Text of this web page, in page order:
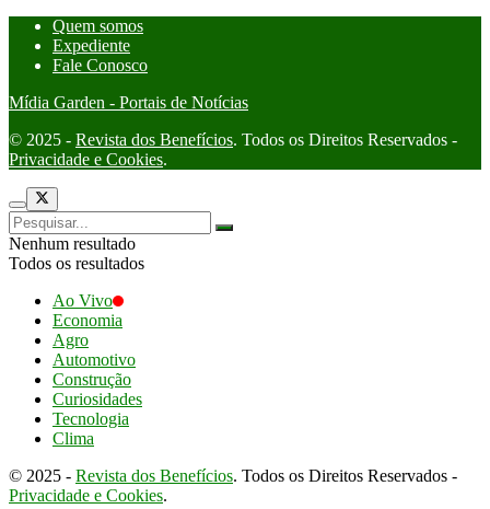
Quem somos
Expediente
Fale Conosco
Mídia Garden - Portais de Notícias
© 2025 - Revista dos Benefícios. Todos os Direitos Reservados -
Privacidade e Cookies.
Nenhum resultado
Todos os resultados
Ao Vivo
Economia
Agro
Automotivo
Construção
Curiosidades
Tecnologia
Clima
© 2025 - Revista dos Benefícios. Todos os Direitos Reservados -
Privacidade e Cookies.